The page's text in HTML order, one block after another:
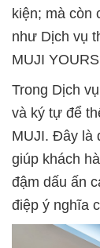
kiện; mà còn
như Dịch vụ
MUJI
Trong Dịch
và ký tự để
MUJI. Đây là
giúp khách
đậm dấu ấn
điệp ý nghĩa